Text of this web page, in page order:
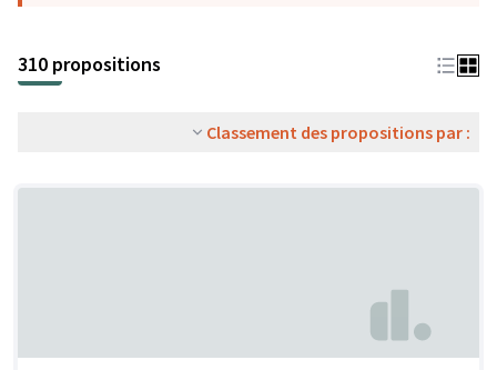
310 propositions
Classement des propositions par :